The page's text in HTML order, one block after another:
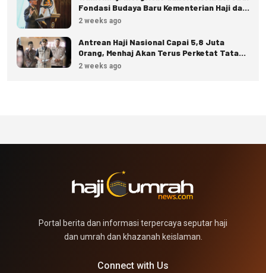
Fondasi Budaya Baru Kementerian Haji dan
Umrah
2 weeks ago
Antrean Haji Nasional Capai 5,8 Juta
Orang, Menhaj Akan Terus Perketat Tata
Kelola
2 weeks ago
Portal berita dan informasi terpercaya seputar haji
dan umrah dan khazanah keislaman.
Connect with Us